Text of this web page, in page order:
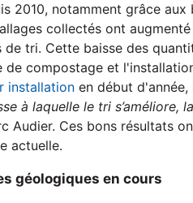
2010, notamment grâce
collectés ont
de tri. Cette baisse des
de compostage et
installation en début
à laquelle le tri s’améliore,
Audier. Ces bons résultats
actuelle.
géologiques en cours